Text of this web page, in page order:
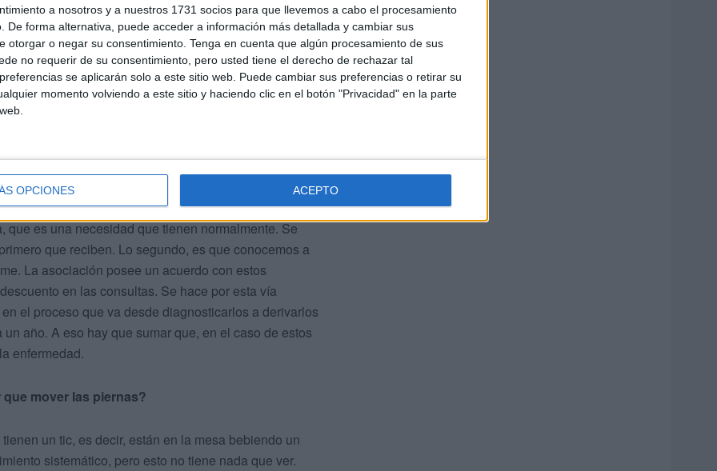
a nosotros y a nuestros 1731 socios para que llevemos a cabo el procesamiento
De forma alternativa, puede acceder a información más detallada y cambiar sus
otorgar o negar su consentimiento. Tenga en cuenta que algún procesamiento de sus
no requerir de su consentimiento, pero usted tiene el derecho de rechazar tal
se aplicarán solo a este sitio web. Puede cambiar sus preferencias o retirar su
momento volviendo a este sitio y haciendo clic en el botón "Privacidad" en la parte
OPCIONES ACEPTO
para ella"
Se les facilita el contacto con algún miembro de la
es una necesidad que tienen normalmente. Se
que reciben. Lo segundo, es que conocemos a
La asociación posee un acuerdo con estos
en las consultas. Se hace por esta vía
el proceso que va desde diagnosticarlos a derivarlos
año. A eso hay que sumar que, en el caso de estos
enfermedad.
mover las piernas?
un tic, es decir, están en la mesa bebiendo un
sistemático, pero esto no tiene nada que ver.